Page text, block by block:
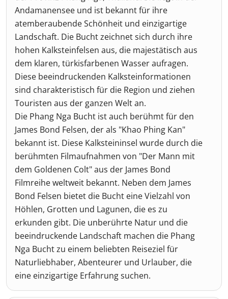
Andamanensee und ist bekannt für ihre
atemberaubende Schönheit und einzigartige
Landschaft. Die Bucht zeichnet sich durch ihre
hohen Kalksteinfelsen aus, die majestätisch aus
dem klaren, türkisfarbenen Wasser aufragen.
Diese beeindruckenden Kalksteinformationen
sind charakteristisch für die Region und ziehen
Touristen aus der ganzen Welt an.
Die Phang Nga Bucht ist auch berühmt für den
James Bond Felsen, der als "Khao Phing Kan"
bekannt ist. Diese Kalksteininsel wurde durch die
berühmten Filmaufnahmen von "Der Mann mit
dem Goldenen Colt" aus der James Bond
Filmreihe weltweit bekannt. Neben dem James
Bond Felsen bietet die Bucht eine Vielzahl von
Höhlen, Grotten und Lagunen, die es zu
erkunden gibt. Die unberührte Natur und die
beeindruckende Landschaft machen die Phang
Nga Bucht zu einem beliebten Reiseziel für
Naturliebhaber, Abenteurer und Urlauber, die
eine einzigartige Erfahrung suchen.